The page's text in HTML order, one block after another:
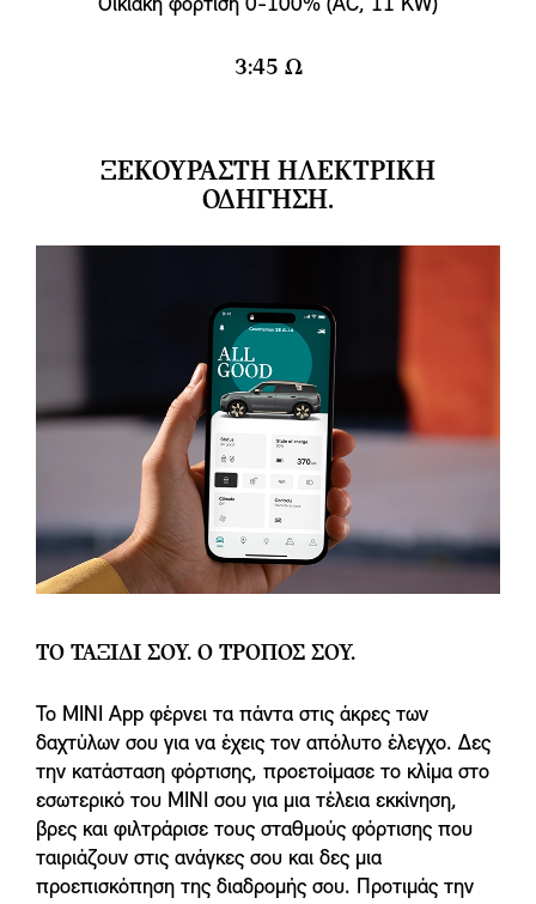
Οικιακή φόρτιση 0-100% (AC, 11 KW)
3:45 Ω
ΞΕΚΟΥΡΑΣΤΗ ΗΛΕΚΤΡΙΚΗ
ΟΔΗΓΗΣΗ.
ΤΟ ΤΑΞΙΔΙ ΣΟΥ. Ο ΤΡΟΠΟΣ ΣΟΥ.
Το MINI App φέρνει τα πάντα στις άκρες των
δαχτύλων σου για να έχεις τον απόλυτο έλεγχο. Δες
την κατάσταση φόρτισης, προετοίμασε το κλίμα στο
εσωτερικό του MINI σου για μια τέλεια εκκίνηση,
βρες και φιλτράρισε τους σταθμούς φόρτισης που
ταιριάζουν στις ανάγκες σου και δες μια
προεπισκόπηση της διαδρομής σου. Προτιμάς την